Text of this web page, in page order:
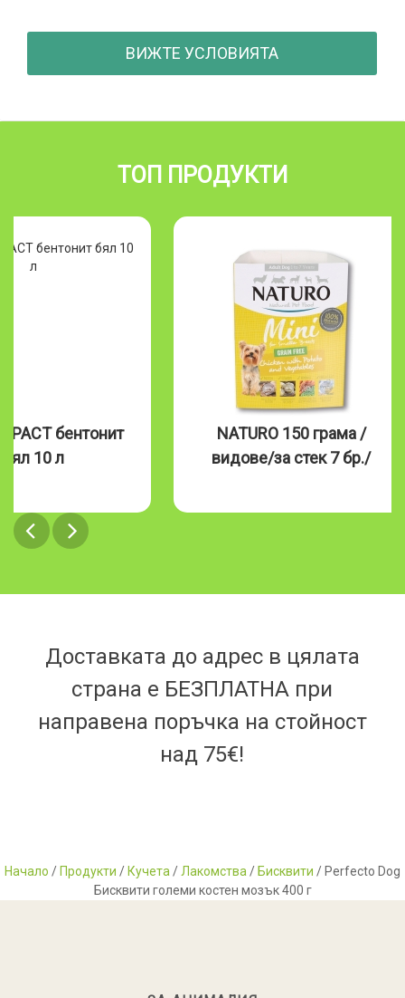
ВИЖТЕ УСЛОВИЯТА
ТОП ПРОДУКТИ
бентонит
бял 10 л
NATURO 150 грама /
видове/за стек 7 бр./
Доставката до адрес в цялата
страна е БЕЗПЛАТНА при
направена поръчка на стойност
над 75€!
Начало / Продукти / Кучета / Лакомства / Бисквити / Perfecto Dog
Бисквити големи костен мозък 400 г